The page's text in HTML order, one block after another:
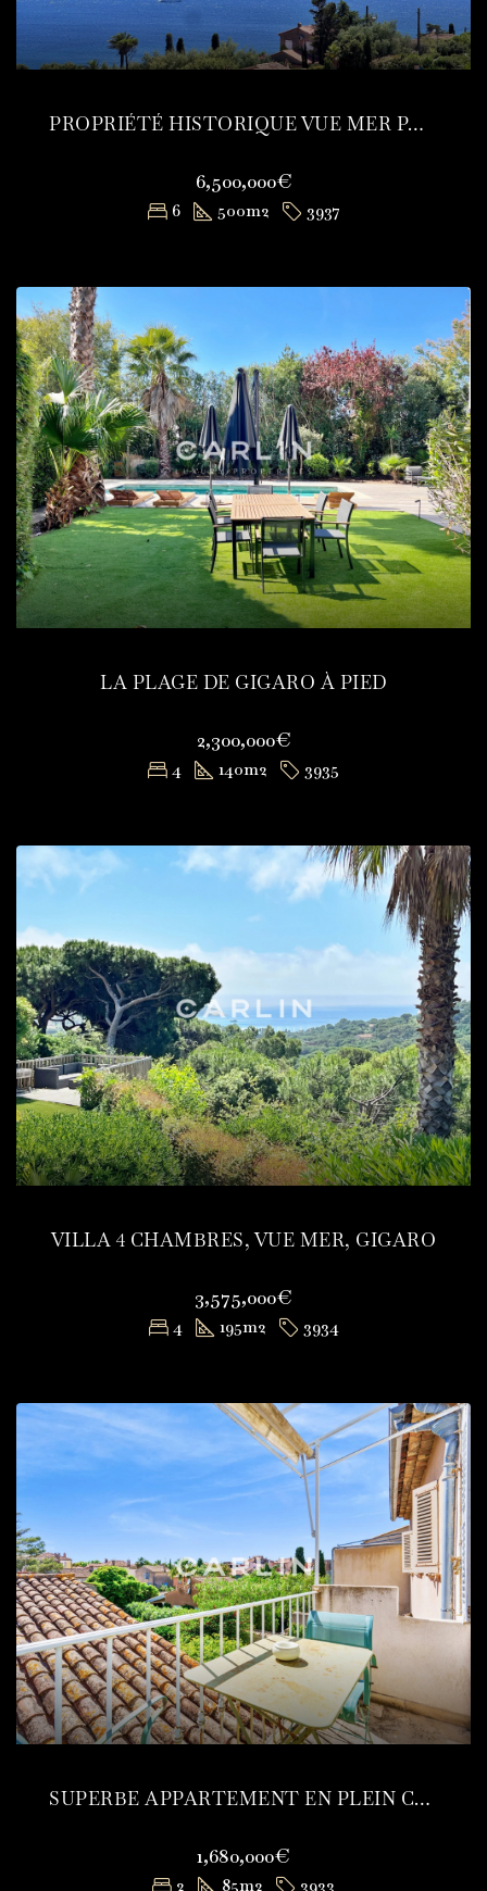
PROPRIÉTÉ HISTORIQUE VUE MER PANORAMIQUE
6,500,000€
6 500m2 3937
LA PLAGE DE GIGARO À PIED
2,300,000€
4 140m2 3935
VILLA 4 CHAMBRES, VUE MER, GIGARO
3,575,000€
4 195m2 3934
SUPERBE APPARTEMENT EN PLEIN COEUR DE SAINT-TROPEZ
1,680,000€
2 85m2 3933